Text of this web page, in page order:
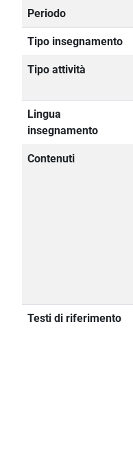
Periodo
Tipo insegnamento
Tipo attività
Lingua
insegnamento
Contenuti
Testi di riferimento